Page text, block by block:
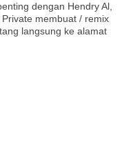
dengan Hendry Al,
membuat / remix
langsung ke alamat